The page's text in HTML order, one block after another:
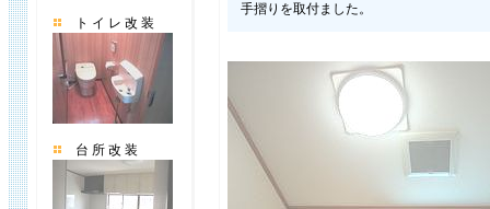
ト イ レ 改 装
台 所 改 装
手摺りを取付ました。